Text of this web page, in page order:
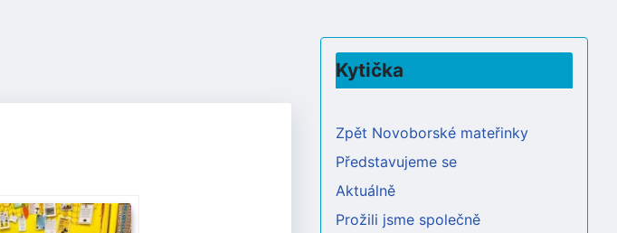
Kytička
Zpět Novoborské mateřinky
Představujeme se
Aktuálně
Prožili jsme společně